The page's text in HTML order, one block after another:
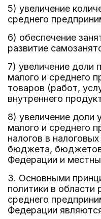
5) увеличение
среднего
6) обеспечение
развитие
7) увеличение доли
малого и среднего
товаров (работ,
внутреннего
8) увеличение доли
малого и среднего
налогов в
бюджета, бюджетов
Федерации и
3. Основными
политики в области
среднего
Федерации